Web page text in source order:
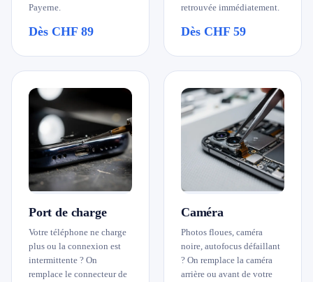
Payerne.
Dès CHF 89
retrouvée immédiatement.
Dès CHF 59
Port de charge
Votre téléphone ne charge
plus ou la connexion est
intermittente ? On
remplace le connecteur de
Caméra
Photos floues, caméra
noire, autofocus défaillant
? On remplace la caméra
arrière ou avant de votre